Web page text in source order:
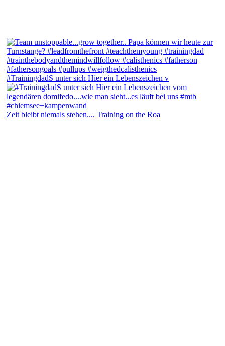
#TrainingdadS unter sich Hier ein Lebenszeichen v
Zeit bleibt niemals stehen.... Training on the Roa